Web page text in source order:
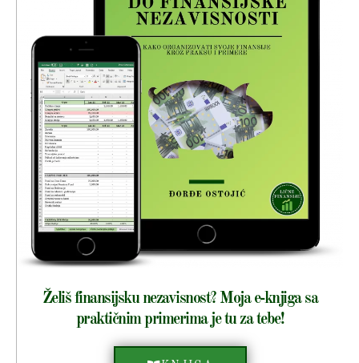
Želiš finansijsku nezavisnost? Moja e-knjiga sa
praktičnim primerima je tu za tebe!